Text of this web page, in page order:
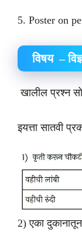
5. Poster on
विषय –
खालील प्रश्न
इयत्ता सातवी
2) एका